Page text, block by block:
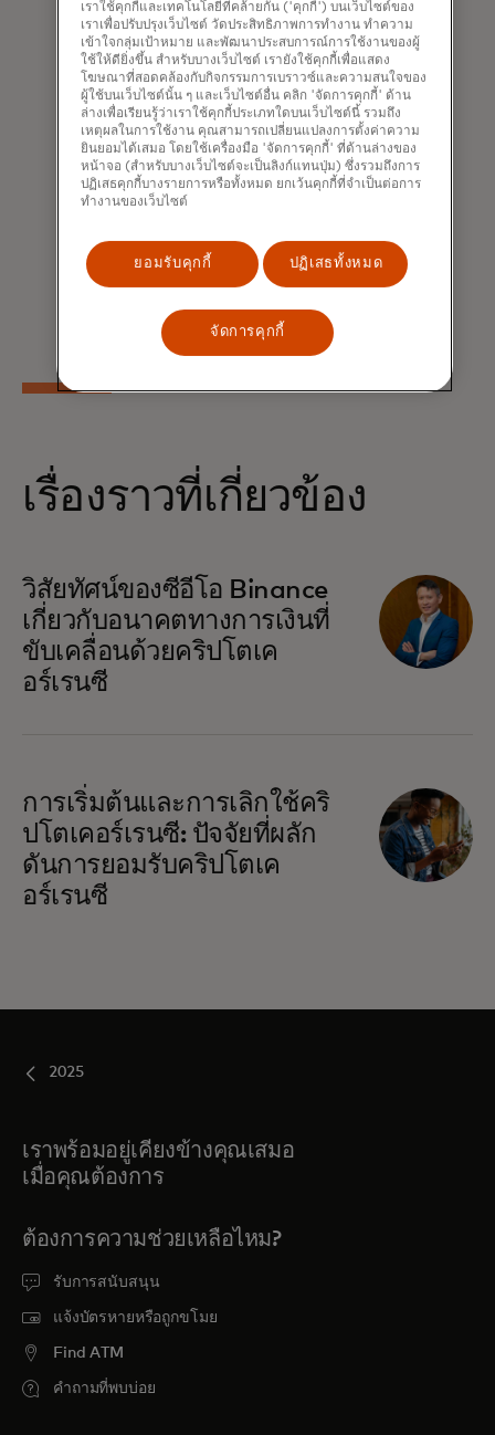
'ยกระดับเงินตราสำหรับ
อินเทอร์เน็ต': สร้างฐาน
ปล่อยเหรียญ Stablecoin
ร่วมรับฟังข้อมูลเชิงลึกจากการประชุม
เชิงกลยุทธ์ของ Moonpay และ
Mastercard เกี่ยวกับการผลักดันเหรียญ
และการเชื่อมต่อบัตร Mastercard กับ
กระเป๋าเงินคริปโต
เรียนรู้เพิ่มเติม
เรื่องราวที่เกี่ยวข้อง
วิสัยทัศน์ของซีอีโอ Binance
เกี่ยวกับอนาคตทางการเงินที่
ขับเคลื่อนด้วยคริปโตเค
อร์เรนซี
การเริ่มต้นและการเลิกใช้คริ
ปโตเคอร์เรนซี: ปัจจัยที่ผลัก
ดันการยอมรับคริปโตเค
อร์เรนซี
2025
เราพร้อมอยู่เคียงข้างคุณเสมอ
เมื่อคุณต้องการ
ต้องการความช่วยเหลือไหม?
รับการสนับสนุน
แจ้งบัตรหายหรือถูกขโมย
Find ATM
คำถามที่พบบ่อย
เราใช้คุกกี้และเทคโนโลยีที่คล้ายกัน ('คุกกี้') บนเว็บไซต์ของ
เราเพื่อปรับปรุงเว็บไซต์ วัดประสิทธิภาพการทำงาน ทำความ
เข้าใจกลุ่มเป้าหมาย และพัฒนาประสบการณ์การใช้งานของผู้
ใช้ให้ดียิ่งขึ้น สำหรับบางเว็บไซต์ เรายังใช้คุกกี้เพื่อแสดง
โฆษณาที่สอดคล้องกับกิจกรรมการเบราวซ์และความสนใจของ
ผู้ใช้บนเว็บไซต์นั้น ๆ และเว็บไซต์อื่น คลิก 'จัดการคุกกี้' ด้าน
ล่างเพื่อเรียนรู้ว่าเราใช้คุกกี้ประเภทใดบนเว็บไซต์นี้ รวมถึง
เหตุผลในการใช้งาน คุณสามารถเปลี่ยนแปลงการตั้งค่าความ
ยินยอมได้เสมอ โดยใช้เครื่องมือ 'จัดการคุกกี้' ที่ด้านล่างของ
หน้าจอ (สำหรับบางเว็บไซต์จะเป็นลิงก์แทนปุ่ม) ซึ่งรวมถึงการ
ปฏิเสธคุกกี้บางรายการหรือทั้งหมด ยกเว้นคุกกี้ที่จำเป็นต่อการ
ทำงานของเว็บไซต์
ยอมรับคุกกี้ ปฏิเสธทั้งหมด
จัดการคุกกี้